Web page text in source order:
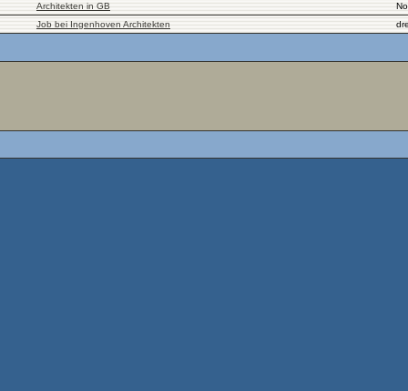
Architekten in GB
Job bei Ingenhoven Architekten